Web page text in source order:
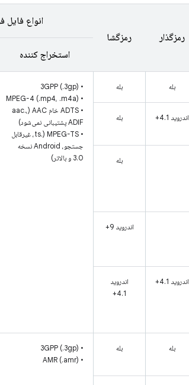
رمزگذار رمزگشا
انواع
استخراج کننده
بله بله
• 3GPP (.3gp)
• MPEG-4 (.mp4، .m4a)
• ADTS خام AAC (aac.،
ADIF پشتیبانی نمی‌شود)
• MPEG-TS (.ts، غیرقابل
جستجو، Android نسخه
3.0 و بالاتر)
اندروید 4.1+ بله
بله
اندروید 9+
اندروید 4.1+
اندروید
4.1+
بله بله
• 3GPP (.3gp)
• AMR (.amr)